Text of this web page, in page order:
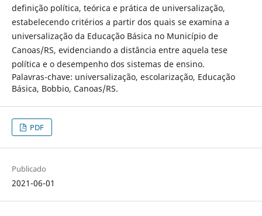
definição política, teórica e prática de universalização,
estabelecendo critérios a partir dos quais se examina a
universalização da Educação Básica no Município de
Canoas/RS, evidenciando a distância entre aquela tese
política e o desempenho dos sistemas de ensino.
Palavras-chave: universalização, escolarização, Educação
Básica, Bobbio, Canoas/RS.
PDF
Publicado
2021-06-01